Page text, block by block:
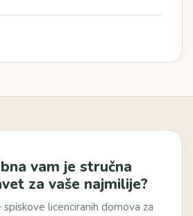
vam je stručna
za vaše najmilije?
licenciranih domova za